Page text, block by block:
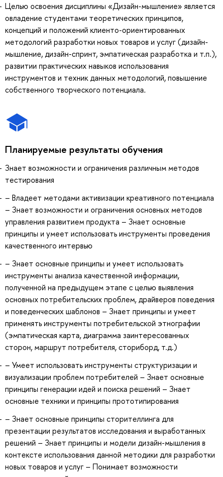
Целью освоения дисциплины «Дизайн-мышление» является
овладение студентами теоретических принципов,
концепций и положений клиенто-ориентированных
методологий разработки новых товаров и услуг (дизайн-
мышление, дизайн-спринт, эмпатическая разработка и т.п.),
развитии практических навыков использования
инструментов и техник данных методологий, повышение
собственного творческого потенциала.
Планируемые результаты обучения
Знает возможности и ограничения различным методов
тестирования
– Владеет методами активизации креативного потенциала
– Знает возможности и ограничения основных методов
управления развитием продукта – Знает основные
принципы и умеет использовать инструменты проведения
качественного интервью
– Знает основные принципы и умеет использовать
инструменты анализа качественной информации,
полученной на предыдущем этапе с целью выявления
основных потребительских проблем, драйверов поведения
и поведенческих шаблонов – Знает принципы и умеет
применять инструменты потребительской этнографии
(эмпатическая карта, диаграмма заинтересованных
сторон, маршрут потребителя, сториборд, т.д.)
– Умеет использовать инструменты структуризации и
визуализации проблем потребителей – Знает основные
принципы генерации идей и поиска решений – Знает
основные техники и принципы прототипирования
– Знает основные принципы сторителлинга для
презентации результатов исследования и выработанных
решений – Знает принципы и модели дизайн-мышления в
контексте использования данной методики для разработки
новых товаров и услуг – Понимает возможности